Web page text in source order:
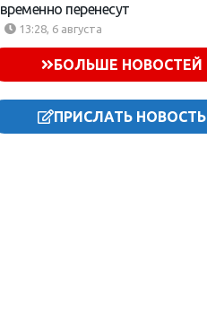
временно перенесут
13:28, 6 августа
БОЛЬШЕ НОВОСТЕЙ
ПРИСЛАТЬ НОВОСТЬ